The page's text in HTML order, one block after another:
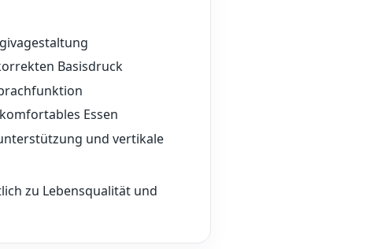
Basisdruck
Essen
und vertikale
zu Lebensqualität und